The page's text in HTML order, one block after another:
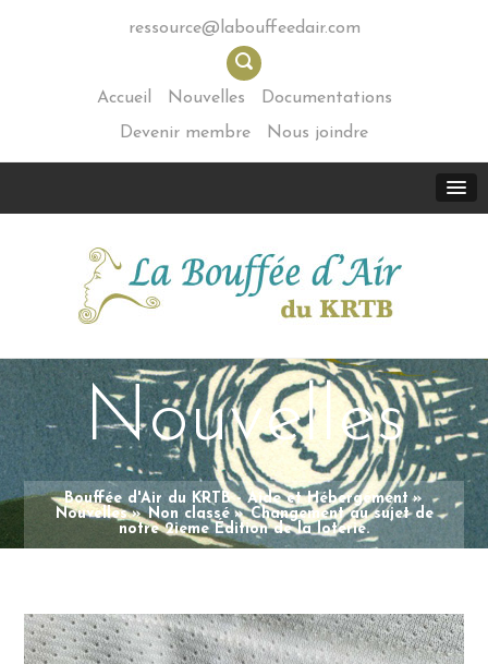
ressource@labouffeedair.com
Accueil Nouvelles
Documentations
Devenir membre
Nous joindre
Nouvelles
Bouffée d'Air du KRTB - Aide et Hébergement
Nouvelles
Non classé
Changement au sujet de
notre 2ieme Édition de la loterie.